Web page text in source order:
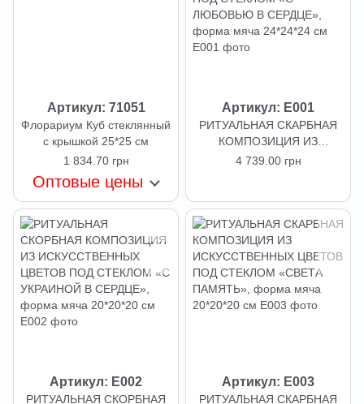
Артикул: 71051
Флорариум Куб стеклянный
с крышкой 25*25 см
1 834.70 грн
Оптовые цены
Артикул: E001
РИТУАЛЬНАЯ СКАРБНАЯ
КОМПОЗИЦИЯ ИЗ
ИСКУССТВЕННЫХ ЦВЕТОВ
форма мяча 24*24*24 см
4 739.00 грн
Артикул: E002
РИТУАЛЬНАЯ СКОРБНАЯ
Артикул: E003
РИТУАЛЬНАЯ СКАРБНАЯ